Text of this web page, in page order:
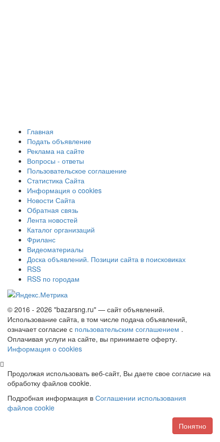
Главная
Подать объявление
Реклама на сайте
Вопросы - ответы
Пользовательское соглашение
Статистика Сайта
Информация о cookies
Новости Сайта
Обратная связь
Лента новостей
Каталог организаций
Фриланс
Видеоматериалы
Доска объявлений. Позиции сайта в поисковиках
RSS
RSS по городам
© 2016 - 2026 "bazarsng.ru" — сайт объявлений.
Использование сайта, в том числе подача объявлений,
означает согласие с пользовательским соглашением .
Оплачивая услуги на сайте, вы принимаете оферту.
Информация о cookies
Продолжая использовать веб-сайт, Вы даете свое согласие на
обработку файлов cookie.
Подробная информация в Соглашении использования
файлов cookie
Понятно